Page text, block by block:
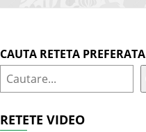
CAUTA RETETA PREFERATA
RETETE VIDEO